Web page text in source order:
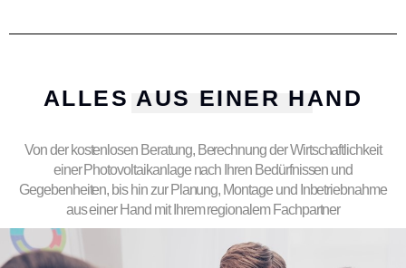
ALLES AUS EINER HAND
Von der kostenlosen Beratung, Berechnung der Wirtschaftlichkeit
einer Photovoltaikanlage nach Ihren Bedürfnissen und
Gegebenheiten, bis hin zur Planung, Montage und Inbetriebnahme
aus einer Hand mit Ihrem regionalem Fachpartner